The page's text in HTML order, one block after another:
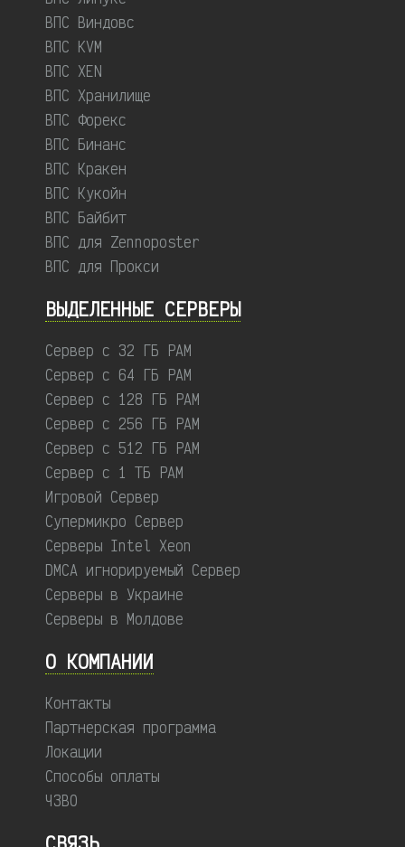
ВПС Виндовс
ВПС KVM
ВПС XEN
ВПС Хранилище
ВПС Форекс
ВПС Бинанс
ВПС Кракен
ВПС Кукойн
ВПС Байбит
ВПС для Zennoposter
ВПС для Прокси
ВЫДЕЛЕННЫЕ CЕРВЕРЫ
Сервер с 32 ГБ РАМ
Сервер с 64 ГБ РАМ
Сервер с 128 ГБ РАМ
Сервер с 256 ГБ РАМ
Сервер с 512 ГБ РАМ
Сервер с 1 ТБ РАМ
Игровой Сервер
Супермикро Сервер
Серверы Intel Xeon
DMCA игнорируемый Сервер
Серверы в Украине
Серверы в Молдове
О КОМПАНИИ
Контакты
Партнерская программа
Локации
Способы оплаты
ЧЗВО